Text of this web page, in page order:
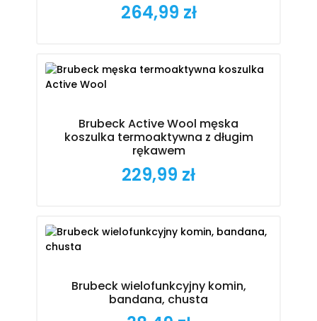
Cena
264,99 zł
Brubeck Active Wool męska
koszulka termoaktywna z długim
rękawem
Cena
229,99 zł
Brubeck wielofunkcyjny komin,
bandana, chusta